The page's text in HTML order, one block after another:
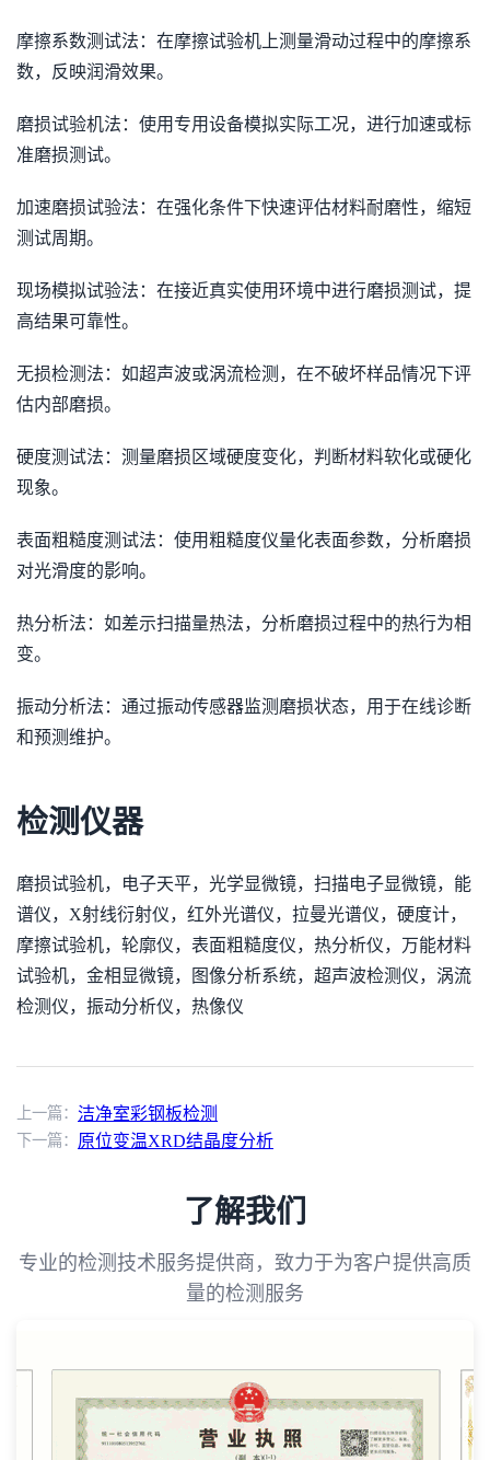
摩擦系数测试法：在摩擦试验机上测量滑动过程中的摩擦系
数，反映润滑效果。
磨损试验机法：使用专用设备模拟实际工况，进行加速或标
准磨损测试。
加速磨损试验法：在强化条件下快速评估材料耐磨性，缩短
测试周期。
现场模拟试验法：在接近真实使用环境中进行磨损测试，提
高结果可靠性。
无损检测法：如超声波或涡流检测，在不破坏样品情况下评
估内部磨损。
硬度测试法：测量磨损区域硬度变化，判断材料软化或硬化
现象。
表面粗糙度测试法：使用粗糙度仪量化表面参数，分析磨损
对光滑度的影响。
热分析法：如差示扫描量热法，分析磨损过程中的热行为相
变。
振动分析法：通过振动传感器监测磨损状态，用于在线诊断
和预测维护。
检测仪器
磨损试验机，电子天平，光学显微镜，扫描电子显微镜，能
谱仪，X射线衍射仪，红外光谱仪，拉曼光谱仪，硬度计，
摩擦试验机，轮廓仪，表面粗糙度仪，热分析仪，万能材料
试验机，金相显微镜，图像分析系统，超声波检测仪，涡流
检测仪，振动分析仪，热像仪
上一篇： 洁净室彩钢板检测
下一篇： 原位变温XRD结晶度分析
了解我们
专业的检测技术服务提供商，致力于为客户提供高质
量的检测服务